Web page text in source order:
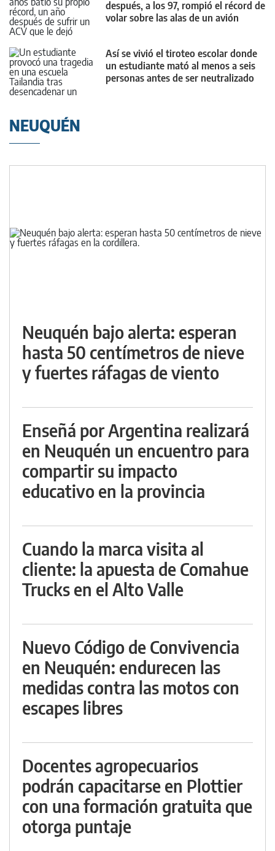
después, a los 97, rompió el récord de
volar sobre las alas de un avión
Así se vivió el tiroteo escolar donde
un estudiante mató al menos a seis
personas antes de ser neutralizado
NEUQUÉN
Neuquén bajo alerta: esperan
hasta 50 centímetros de nieve
y fuertes ráfagas de viento
Enseñá por Argentina realizará
en Neuquén un encuentro para
compartir su impacto
educativo en la provincia
Cuando la marca visita al
cliente: la apuesta de Comahue
Trucks en el Alto Valle
Nuevo Código de Convivencia
en Neuquén: endurecen las
medidas contra las motos con
escapes libres
Docentes agropecuarios
podrán capacitarse en Plottier
con una formación gratuita que
otorga puntaje